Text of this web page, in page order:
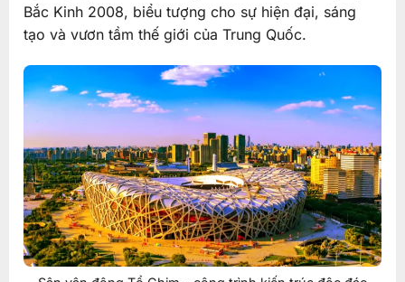
Bắc Kinh 2008, biểu tượng cho sự hiện đại, sáng
tạo và vươn tầm thế giới của Trung Quốc.